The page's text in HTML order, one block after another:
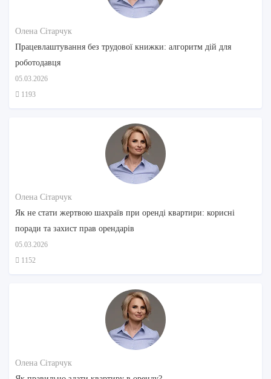
Олена Сітарчук
Працевлаштування без трудової книжки: алгоритм дій для
роботодавця
05.03.2026
1193
Олена Сітарчук
Як не стати жертвою шахраїв при оренді квартири: корисні
поради та захист прав орендарів
05.03.2026
1152
Олена Сітарчук